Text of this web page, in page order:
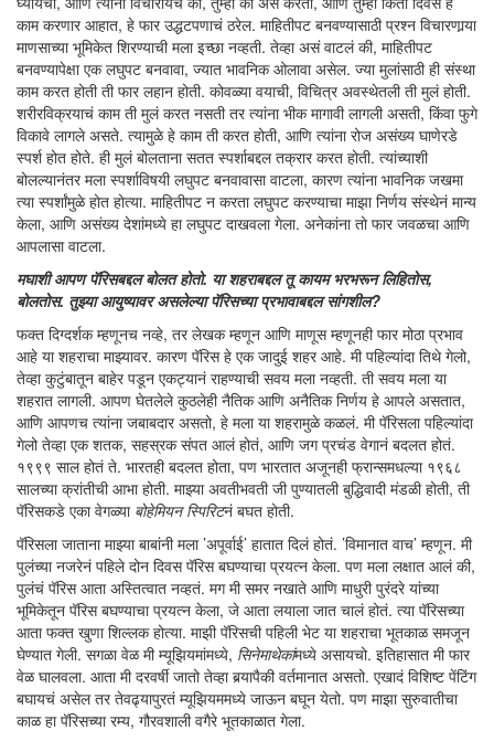
काम करणार आहात, हे फार उद्धटपणाचं ठरेल. माहितीपट बनवण्यासाठी प्रश्न विचारणार्‍या
माणसाच्या भूमिकेत शिरण्याची मला इच्छा नव्हती. तेव्हा असं वाटलं की, माहितीपट
बनवण्यापेक्षा एक लघुपट बनवावा, ज्यात भावनिक ओलावा असेल. ज्या मुलांसाठी ही संस्था
काम करत होती ती फार लहान होती. कोवळ्या वयाची, विचित्र अवस्थेतली ती मुलं होती.
शरीरविक्रयाचं काम ती मुलं करत नसती तर त्यांना भीक मागावी लागली असती, किंवा फुगे
विकावे लागले असते. त्यामुळे हे काम ती करत होती, आणि त्यांना रोज असंख्य घाणेरडे
स्पर्श होत होते. ही मुलं बोलताना सतत स्पर्शाबद्दल तक्रार करत होती. त्यांच्याशी
बोलल्यानंतर मला स्पर्शाविषयी लघुपट बनवावासा वाटला, कारण त्यांना भावनिक जखमा
त्या स्पर्शांमुळे होत होत्या. माहितीपट न करता लघुपट करण्याचा माझा निर्णय संस्थेनं मान्य
केला, आणि असंख्य देशांमध्ये हा लघुपट दाखवला गेला. अनेकांना तो फार जवळचा आणि
आपलासा वाटला.
मघाशी आपण पॅरिसबद्दल बोलत होतो. या शहराबद्दल तू कायम भरभरून लिहितोस,
बोलतोस. तुझ्या आयुष्यावर असलेल्या पॅरिसच्या प्रभावाबद्दल सांगशील?
फक्त दिग्दर्शक म्हणूनच नव्हे, तर लेखक म्हणून आणि माणूस म्हणूनही फार मोठा प्रभाव
आहे या शहराचा माझ्यावर. कारण पॅरिस हे एक जादुई शहर आहे. मी पहिल्यांदा तिथे गेलो,
तेव्हा कुटुंबातून बाहेर पडून एकट्यानं राहण्याची सवय मला नव्हती. ती सवय मला या
शहरात लागली. आपण घेतलेले कुठलेही नैतिक आणि अनैतिक निर्णय हे आपले असतात,
आणि आपणच त्यांना जबाबदार असतो, हे मला या शहरामुळे कळलं. मी पॅरिसला पहिल्यांदा
गेलो तेव्हा एक शतक, सहस्रक संपत आलं होतं, आणि जग प्रचंड वेगानं बदलत होतं.
१९९९ साल होतं ते. भारतही बदलत होता, पण भारतात अजूनही फ्रान्समधल्या १९६८
सालच्या क्रांतीची आभा होती. माझ्या अवतीभवती जी पुण्यातली बुद्धिवादी मंडळी होती, ती
पॅरिसकडे एका वेगळ्या बोहेमियन स्पिरिटनं बघत होती.
पॅरिसला जाताना माझ्या बाबांनी मला ’अपूर्वाई’ हातात दिलं होतं. ’विमानात वाच’ म्हणून. मी
पुलंच्या नजरेनं पहिले दोन दिवस पॅरिस बघण्याचा प्रयत्न केला. पण मला लक्षात आलं की,
पुलंचं पॅरिस आता अस्तित्वात नव्हतं. मग मी समर नखाते आणि माधुरी पुरंदरे यांच्या
भूमिकेतून पॅरिस बघण्याचा प्रयत्न केला, जे आता लयाला जात चालं होतं. त्या पॅरिसच्या
आता फक्त खुणा शिल्लक होत्या. माझी पॅरिसची पहिली भेट या शहराचा भूतकाळ समजून
घेण्यात गेली. सगळा वेळ मी म्यूझियमांमध्ये, सिनेमाथेकांमध्ये असायचो. इतिहासात मी फार
वेळ घालवला. आता मी दरवर्षी जातो तेव्हा बर्‍यापैकी वर्तमानात असतो. एखादं विशिष्ट पेंटिंग
बघायचं असेल तर तेवढ्यापुरतं म्यूझियममध्ये जाऊन बघून येतो. पण माझा सुरुवातीचा
काळ हा पॅरिसच्या रम्य, गौरवशाली वगैरे भूतकाळात गेला.